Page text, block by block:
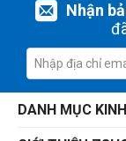
Nhận
DANH MỤC